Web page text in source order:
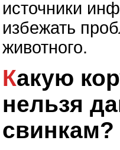
источники
избежать
животного.
Какую кору деревьев
нельзя
свинкам?